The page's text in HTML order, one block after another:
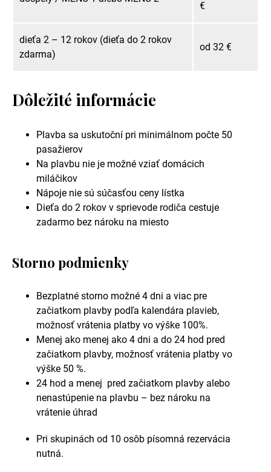
€
dieťa 2 – 12 rokov (dieťa do 2 rokov
zdarma)
od 32 €
Dôležité informácie
Plavba sa uskutoční pri minimálnom počte 50
pasažierov
Na plavbu nie je možné vziať domácich
miláčikov
Nápoje nie sú súčasťou ceny lístka
Dieťa do 2 rokov v sprievode rodiča cestuje
zadarmo bez nároku na miesto
Storno podmienky
Bezplatné storno možné 4 dni a viac pre
začiatkom plavby podľa kalendára plavieb,
možnosť vrátenia platby vo výške 100%.
Menej ako menej ako 4 dni a do 24 hod pred
začiatkom plavby, možnosť vrátenia platby vo
výške 50 %.
24 hod a menej pred začiatkom plavby alebo
nenastúpenie na plavbu – bez nároku na
vrátenie úhrad
Pri skupinách od 10 osôb písomná rezervácia
nutná.